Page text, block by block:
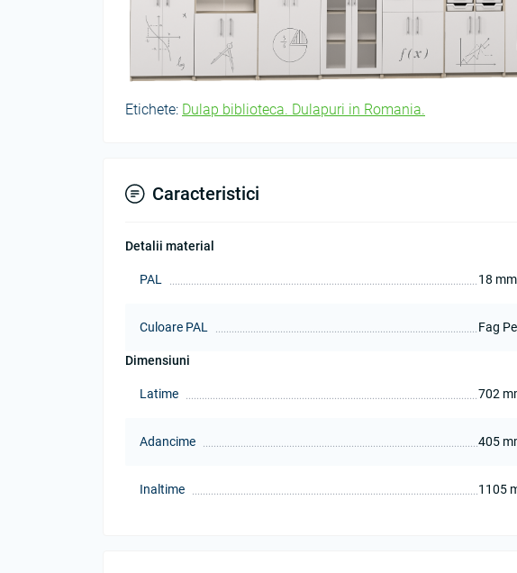
Etichete: Dulap biblioteca. Dulapuri in Romania.
Caracteristici
Detalii material
PAL 18 mm
Culoare PAL Fag
Dimensiuni
Latime 702
Adancime 405
Inaltime 1105